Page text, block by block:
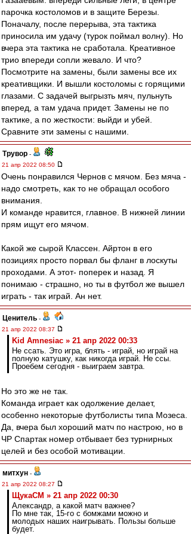
парочка костоломов и в защите Березы.
Поначалу, после перерыва, эта тактика
приносила им удачу (турок поймал волну). Но
вчера эта тактика не сработала. Креативное
трио впереди сопли жевало. И что?
Посмотрите на замены, были замены все их
креативщики. И вышли костоломы с горящими
глазами. С задачей выгрызть мяч, пульнуть
вперед, а там удача придет. Замены не по
тактике, а по жесткости: выйди и убей.
Сравните эти замены с нашими.
Трувор -
21 апр 2022 08:50
Очень понравился Чернов с мячом. Без мяча -
надо смотреть, как то не обращал особого
внимания.
И команде нравится, главное. В нижней линии
прям ищут его мячом.
Какой же сырой Классен. Айртон в его
позициях просто порвал бы фланг в лоскуты
проходами. А этот- поперек и назад. Я
понимаю - страшно, но ты в футбол же вышел
играть - так играй. Ан нет.
Ценитель -
21 апр 2022 08:37
Kid Amnesiac » 21 апр 2022 00:33
Не ссать. Это игра, блять - играй, но играй на
полную катушку, как никогда играй. Не ссы.
Проебем сегодня - выиграем завтра.
Но это же не так.
Команда играет как одолжение делает,
особенно некоторые футболисты типа Мозеса.
Да, вчера был хороший матч по настрою, но в
ЧР Спартак номер отбывает без турнирных
целей и без особой мотивации.
митхун -
21 апр 2022 08:27
ЩукаСМ » 21 апр 2022 00:30
Александр, а какой матч важнее?
По мне так, 15-го с бомжами можно и
молодых наших наигрывать. Пользы больше
будет.